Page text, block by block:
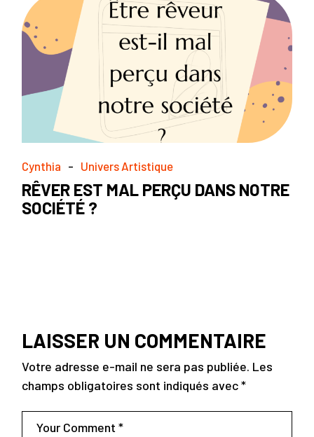
Cynthia Univers Artistique
RÊVER EST MAL PERÇU DANS NOTRE
SOCIÉTÉ ?
LAISSER UN COMMENTAIRE
Votre adresse e-mail ne sera pas publiée. Les
champs obligatoires sont indiqués avec*